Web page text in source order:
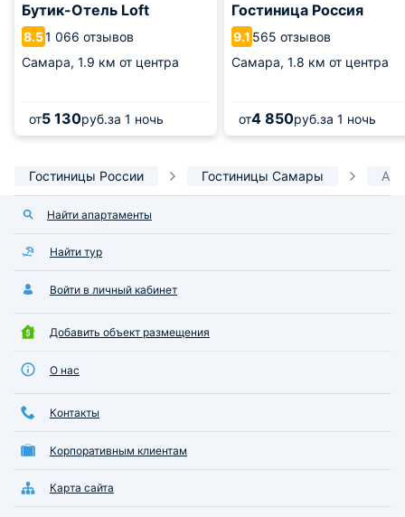
Бутик-Отель Loft
8.51 066 отзывов
Самара, 1.9 км от центра
от5 130руб.за 1 ночь
Гостиница Россия
9.1 565 отзывов
Самара, 1.8 км от центра
от4 850руб.за 1 ночь
Гостиницы России Гостиницы Самары
Найти апартаменты
Найти тур
Войти в личный кабинет
Добавить объект размещения
О нас
Контакты
Корпоративным клиентам
Карта сайта